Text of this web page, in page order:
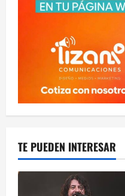
TE PUEDEN INTERESAR